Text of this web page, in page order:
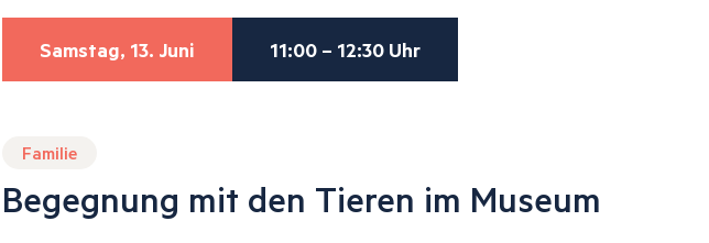
Samstag, 13. Juni 11:00 – 12:30 Uhr
Familie
Begegnung mit den Tieren im Museum